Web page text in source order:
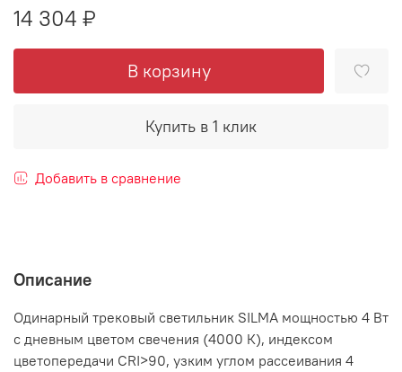
14 304 ₽
В корзину
Купить в 1 клик
Добавить в сравнение
Описание
Одинарный трековый светильник SILMA мощностью 4 Вт
с дневным цветом свечения (4000 К), индексом
цветопередачи CRI>90, узким углом рассеивания 4